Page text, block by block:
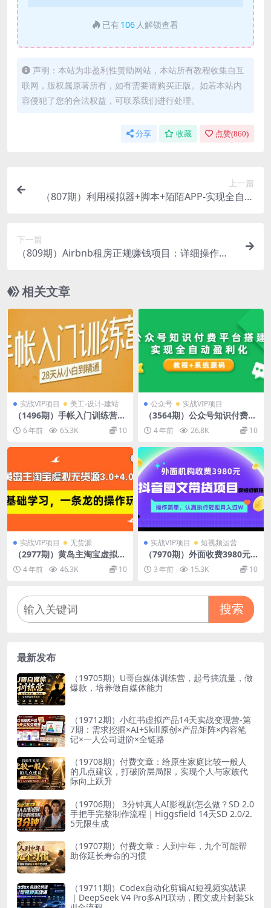
已有 106 人解锁查看
声明：本站为非盈利性赞助网站，本站所有教程收集自互
联网，版权属原著所有，如有需要请购买正版。如若本站内
容侵犯了您的合法权益，可联系我们进行处理。
分享 收藏 点赞(860)
上一篇
（807期）利用模拟器+脚本+陌陌APP-实现全自动
下一篇
（809期）Airbnb租房正规赚钱项目：详细操作技
相关文章
实战VIP项目 美工-设计-建站
（1496期）手帐入门训练营，
28天从小白到精通：一纸一
笔，记录我们闪闪发光的小日
子
6 年前 65.3K 10
公众号 实战VIP项目
（3564期）公众号知识付费平
台搭建，实现全自动化盈利
（教程+系统源码）
4 年前 26.8K 10
实战VIP项目 无货源
（2977期）黄岛主淘宝虚拟无
货源3.0+4.0+5.0：从0基础学
习，一条龙的操作玩法！
4 年前 46.3K 10
实战VIP项目 短视频运营
（7970期）外面收费3980元
的抖音图文带货项目保姆级教
程，操作简单，认真执行月入
3 年前 15.3K 10
搜索
最新发布
（19705期）U哥自媒体训练营，起号搞流量，做
爆款，培养做自媒体能力
（19712期）小红书虚拟产品14天实战变现营-第
7期：需求挖掘×AI+Skill原创×产品矩阵×内容笔
记×一人公司进阶×全链路
（19708期）付费文章：给原生家庭比较一般人
的几点建议，打破阶层局限，实现个人与家族代
际向上跃升
（19706期） 3分钟真人AI影视剧怎么做？SD 2.0
手把手完整制作流程｜Higgsfield 14天SD 2.0/2.
5无限生成
（19707期）付费文章：人到中年，九个可能帮
助你延长寿命的习惯
（19711期）Codex自动化剪辑AI短视频实战课
｜DeepSeek V4 Pro多API联动，图文成片封装Sk